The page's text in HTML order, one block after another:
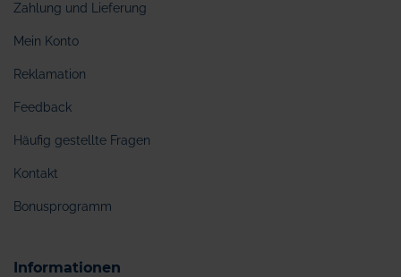
Zahlung und Lieferung
Mein Konto
Reklamation
Feedback
Häufig gestellte Fragen
Kontakt
Bonusprogramm
Informationen